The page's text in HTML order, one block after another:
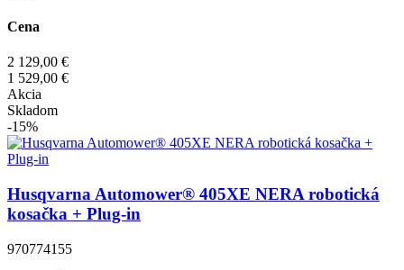
Cena
2 129,00 €
1 529,00 €
Akcia
Skladom
-15%
Husqvarna Automower® 405XE NERA robotická
kosačka + Plug-in
970774155